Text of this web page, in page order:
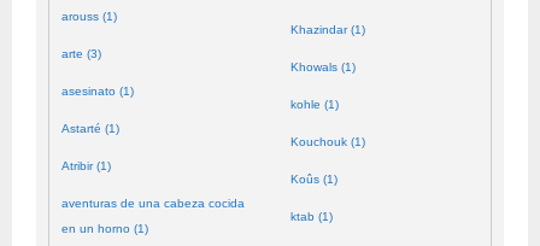
arouss (1)
arte (3)
asesinato (1)
Astarté (1)
Atribir (1)
aventuras de una cabeza cocida
en un horno (1)
Khazindar (1)
Khowals (1)
kohle (1)
Kouchouk (1)
Koûs (1)
ktab (1)